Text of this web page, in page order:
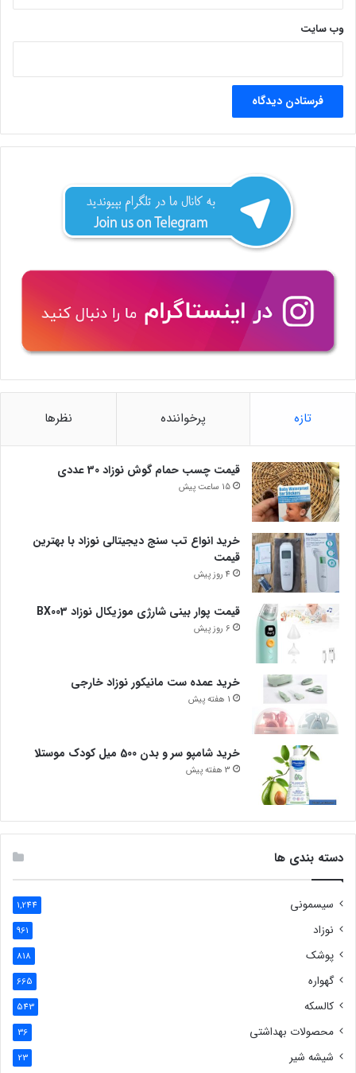
وب‌ سایت
تازه پرخواننده نظرها
قیمت چسب حمام گوش نوزاد 30 عددی
15 ساعت پیش
خرید انواع تب سنج دیجیتالی نوزاد با بهترین
قیمت
4 روز پیش
قیمت پوار بینی شارژی موزیکال نوزاد BX003
6 روز پیش
خرید عمده ست مانیکور نوزاد خارجی
1 هفته پیش
خرید شامپو سر و بدن 500 میل کودک موستلا
3 هفته پیش
دسته بندی ها
سیسمونی 1,244
نوزاد 961
پوشک 818
گهواره 665
کالسکه 543
محصولات بهداشتی 36
شیشه شیر 23